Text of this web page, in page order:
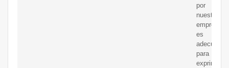
por
nuestra
empresa
es
adecuada
para
exprimir